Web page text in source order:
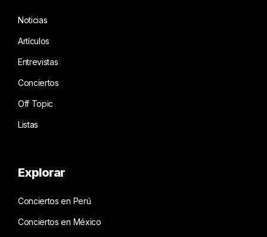
Noticias
Artículos
Entrevistas
Conciertos
Off Topic
Listas
Explorar
Conciertos en Perú
Conciertos en México